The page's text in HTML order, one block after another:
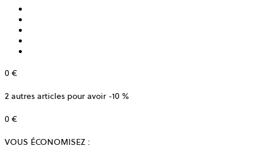
0 €
2 autres articles pour avoir -10 %
Prix
avant
0 €
VOUS ÉCONOMISEZ :